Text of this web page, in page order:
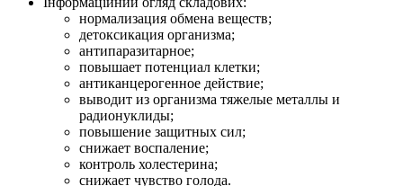
нормализация обмена веществ;
детоксикация организма;
антипаразитарное;
повышает потенциал клетки;
антиканцерогенное действие;
выводит из организма тяжелые металлы и
радионуклиды;
повышение защитных сил;
снижает воспаление;
контроль холестерина;
снижает чувство голода.